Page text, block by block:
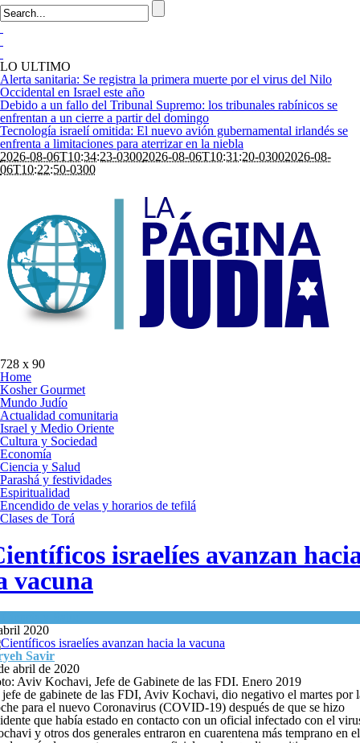
LO ULTIMO
Alerta sanitaria: Se registra la primera muerte por el virus del Nilo
Occidental en Israel este año
Debido a un fallo del Tribunal Supremo: los tribunales rabínicos se
enfrentan a un cierre a partir del domingo
Tecnología israelí omitida: El nuevo avión gubernamental irlandés se
enfrenta a limitaciones para aterrizar en la niebla
2026-08-06T10:34:23-03002026-08-06T10:31:20-03002026-08-
06T10:22:50-0300
728 x 90
Home
Kosher Gourmet
Mundo Judío
Actualidad comunitaria
Israel y Medio Oriente
Cultura y Sociedad
Economía
Ciencia y Salud
Parashá y festividades
Espiritualidad
Encendido de velas y horarios de tefilá
Clases de Torá
israelíes avanzan
vacuna
2020
Savir
abril de 2020
Aviv Kochavi, Jefe de Gabinete de las FDI. Enero 2019
de gabinete de las FDI, Aviv Kochavi, dio negativo el martes por
para el nuevo Coronavirus (COVID-19) después de que se hizo
que había estado en contacto con un oficial infectado con el
y otros dos generales entraron en cuarentena más temprano en el